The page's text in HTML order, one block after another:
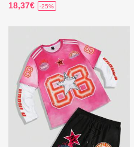
18,37€ -25%